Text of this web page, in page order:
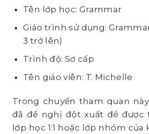
Tên lớp học: Grammar
Giáo trình sử dụng:
3 trở lên)
Trình độ: Sơ cấp
Tên giáo viên: T. Michelle
Trong chuyến tham quan
đã đề nghị đột xuất để được
lớp học 1:1 hoặc lớp nhóm của